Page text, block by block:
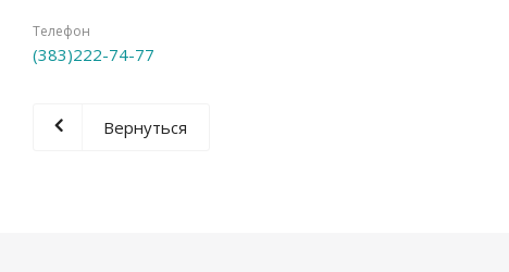
Телефон
(383)222-74-77
Вернуться